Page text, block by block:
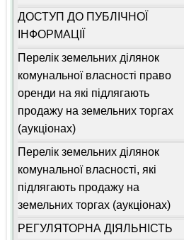
ДОСТУП ДО ПУБЛІЧНОЇ
ІНФОРМАЦІЇ
Перелік земельних ділянок
комунальної власності право
оренди на які підлягають
продажу на земельних торгах
(аукціонах)
Перелік земельних ділянок
комунальної власності, які
підлягають продажу на
земельних торгах (аукціонах)
РЕГУЛЯТОРНА ДІЯЛЬНІСТЬ